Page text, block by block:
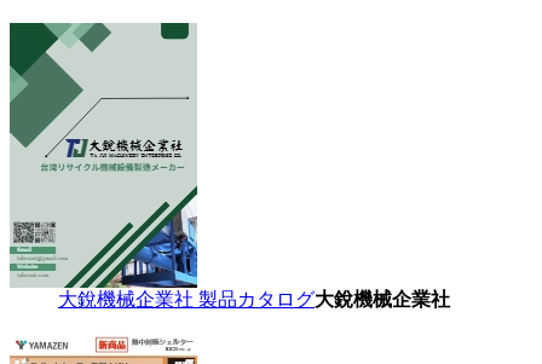
大銳機械企業社 製品カタログ大銳機械企業社